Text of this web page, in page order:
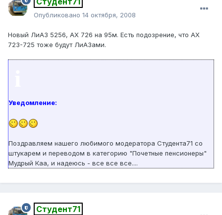
Опубликовано 14 октября, 2008
Новый ЛиАЗ 5256, АХ 726 на 95м. Есть подозрение, что АХ
723-725 тоже будут ЛиАЗами.
Уведомление:
Поздравляем нашего любимого модератора Студента71 со
штукарем и переводом в категорию "Почетные пенсионеры"
Мудрый Каа, и надеюсь - все все все....
Студент71